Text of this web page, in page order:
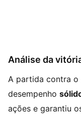
Análise da
A partida contra
desempenho
ações e garantiu